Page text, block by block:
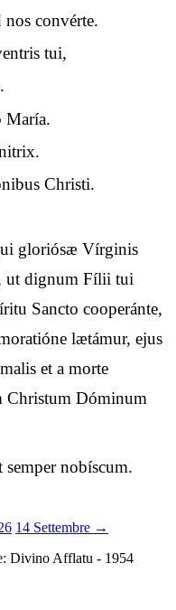
convérte.
tui,
María.
Christi.
gloriósæ Vírginis
ut dignum Fílii tui
Sancto cooperánte,
lætámur, ejus
et a morte
Christum Dóminum
semper nobíscum.
14 Settembre →
Divino Afflatu - 1954